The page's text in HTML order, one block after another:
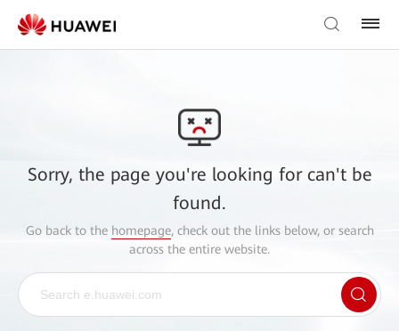
Sorry, the page you're looking for can't be
found.
Go back to the homepage, check out the links below, or search
across the entire website.